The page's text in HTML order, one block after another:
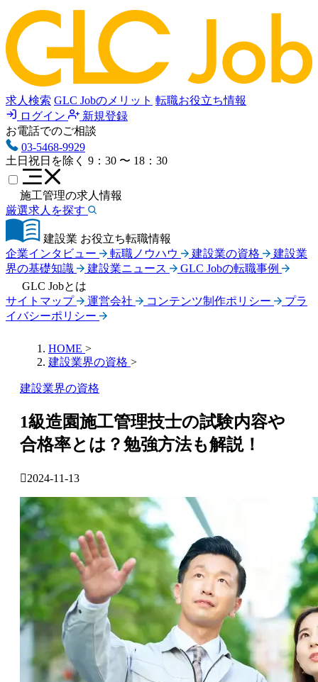
求人検索 GLC Jobのメリット 転職お役立ち情報
ログイン
新規登録
お電話でのご相談
03-5468-9929
土日祝日を除く 9：30 〜 18：30
施工管理の求人情報
厳選求人を探す
建設業 お役立ち転職情報
企業インタビュー
転職ノウハウ 建設業の資格
建設業
界の基礎知識
建設業ニュース
GLC Jobの転職事例
GLC Jobとは
サイトマップ
運営会社 コンテンツ制作ポリシー
プラ
イバシーポリシー
HOME >
建設業界の資格 >
建設業界の資格
1級造園施工管理技士の試験内容や
合格率とは？勉強方法も解説！
2024-11-13